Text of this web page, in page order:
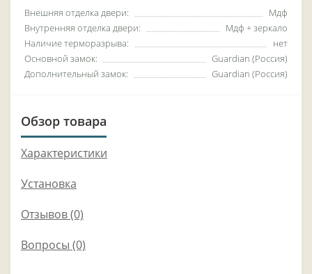
Внешняя отделка двери:
Мдф
Внутренняя отделка двери:
Мдф + зеркало
Наличие терморазрыва:
нет
Основной замок:
Guardian (Россия)
Дополнительный замок:
Guardian (Россия)
Обзор товара
Характеристики
Установка
Отзывов (0)
Вопросы (0)